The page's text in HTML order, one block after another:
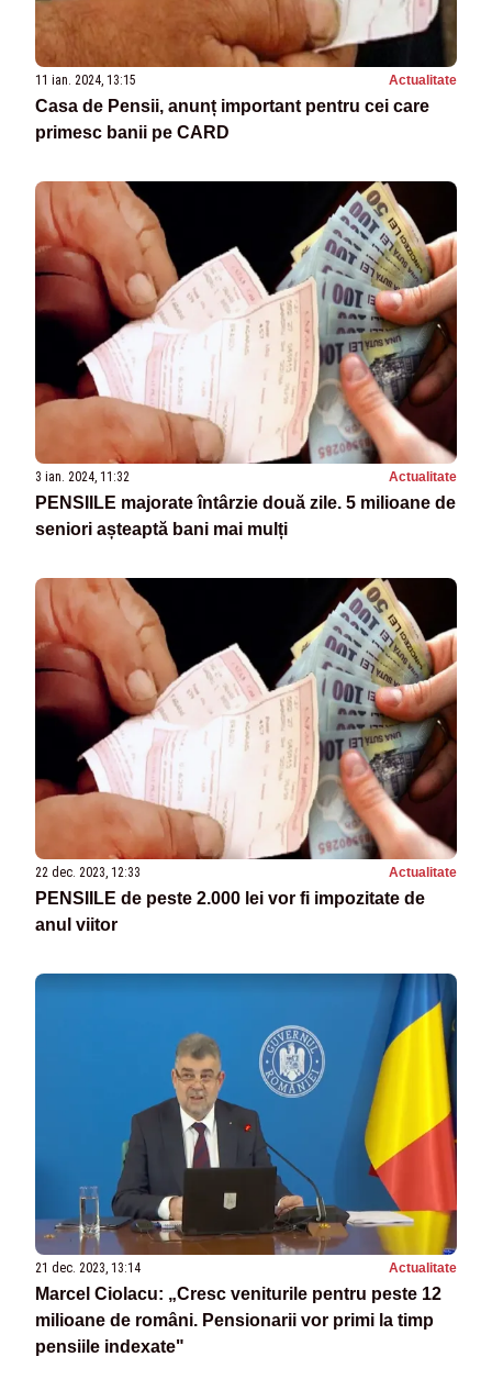
11 ian. 2024, 13:15 Actualitate
Casa de Pensii, anunț important pentru cei care
primesc banii pe CARD
3 ian. 2024, 11:32 Actualitate
PENSIILE majorate întârzie două zile. 5 milioane de
seniori așteaptă bani mai mulți
22 dec. 2023, 12:33 Actualitate
PENSIILE de peste 2.000 lei vor fi impozitate de
anul viitor
21 dec. 2023, 13:14 Actualitate
Marcel Ciolacu: „Cresc veniturile pentru peste 12
milioane de români. Pensionarii vor primi la timp
pensiile indexate"